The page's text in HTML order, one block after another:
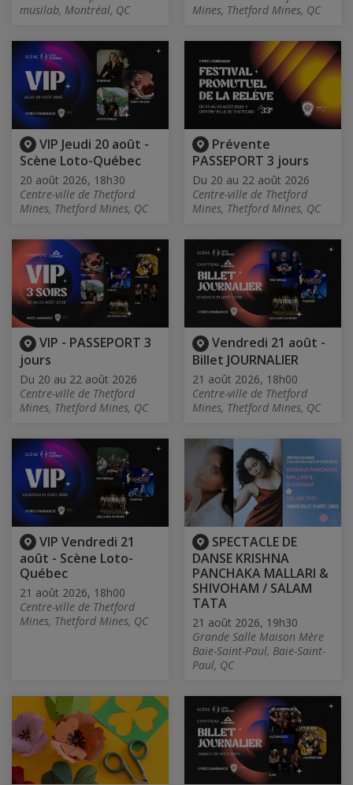
musilab, Montréal, QC
Mines, Thetford Mines, QC
VIP Jeudi 20 août -
Scène Loto-Québec
20 août 2026, 18h30
Centre-ville de Thetford
Mines, Thetford Mines, QC
Prévente
PASSEPORT 3 jours
Du 20 au 22 août 2026
Centre-ville de Thetford
Mines, Thetford Mines, QC
VIP - PASSEPORT 3
jours
Du 20 au 22 août 2026
Centre-ville de Thetford
Mines, Thetford Mines, QC
Vendredi 21 août -
Billet JOURNALIER
21 août 2026, 18h00
Centre-ville de Thetford
Mines, Thetford Mines, QC
VIP Vendredi 21
août - Scène Loto-
Québec
21 août 2026, 18h00
Centre-ville de Thetford
Mines, Thetford Mines, QC
SPECTACLE DE
DANSE KRISHNA
PANCHAKA MALLARI &
SHIVOHAM / SALAM
TATA
21 août 2026, 19h30
Grande Salle Maison Mère
Baie-Saint-Paul, Baie-Saint-
Paul, QC